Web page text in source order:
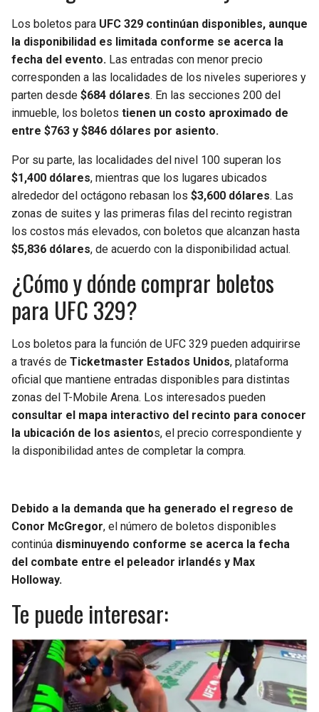
Los boletos para UFC 329 continúan disponibles, aunque
la disponibilidad es limitada conforme se acerca la
fecha del evento. Las entradas con menor precio
corresponden a las localidades de los niveles superiores y
parten desde $684 dólares. En las secciones 200 del
inmueble, los boletos tienen un costo aproximado de
entre $763 y $846 dólares por asiento.
Por su parte, las localidades del nivel 100 superan los
$1,400 dólares, mientras que los lugares ubicados
alrededor del octágono rebasan los $3,600 dólares. Las
zonas de suites y las primeras filas del recinto registran
los costos más elevados, con boletos que alcanzan hasta
$5,836 dólares, de acuerdo con la disponibilidad actual.
¿Cómo y dónde comprar boletos
para UFC 329?
Los boletos para la función de UFC 329 pueden adquirirse
a través de Ticketmaster Estados Unidos, plataforma
oficial que mantiene entradas disponibles para distintas
zonas del T-Mobile Arena. Los interesados pueden
consultar el mapa interactivo del recinto para conocer
la ubicación de los asientos, el precio correspondiente y
la disponibilidad antes de completar la compra.
Debido a la demanda que ha generado el regreso de
Conor McGregor, el número de boletos disponibles
continúa disminuyendo conforme se acerca la fecha
del combate entre el peleador irlandés y Max
Holloway.
Te puede interesar: